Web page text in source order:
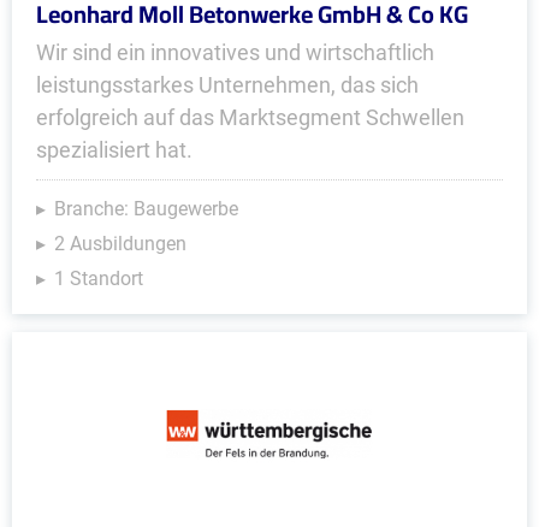
Leonhard Moll Betonwerke GmbH & Co KG
Wir sind ein innovatives und wirtschaftlich
leistungsstarkes Unternehmen, das sich
erfolgreich auf das Marktsegment Schwellen
spezialisiert hat.
Branche: Baugewerbe
2 Ausbildungen
1 Standort